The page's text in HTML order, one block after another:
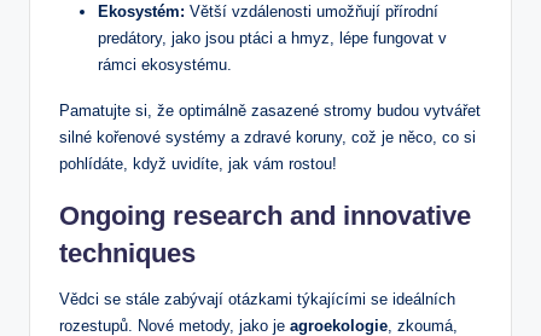
Ekosystém: Větší vzdálenosti umožňují přírodní
predátory, jako jsou ptáci a hmyz, lépe fungovat v
rámci ekosystému.
Pamatujte si, že optimálně zasazené stromy budou vytvářet
silné kořenové systémy a zdravé koruny, což je něco, co si
pohlídáte, když uvidíte, jak vám rostou!
Ongoing research and innovative
techniques
Vědci se stále zabývají otázkami týkajícími se ideálních
rozestupů. Nové metody, jako je agroekologie , zkoumá,